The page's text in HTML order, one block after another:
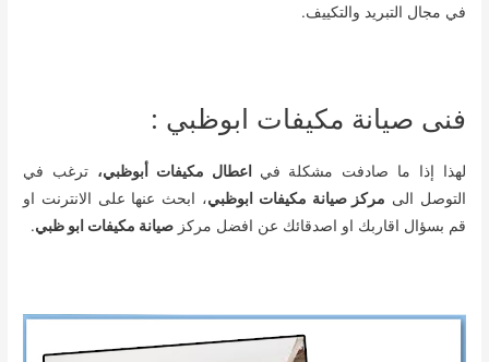
في مجال التبريد والتكييف.
فنى صيانة مكيفات ابوظبي :
لهذا إذا ما صادفت مشكلة في اعطال مكيفات أبوظبي، ترغب في
التوصل الى مركز صيانة مكيفات ابوظبي، ابحث عنها على الانترنت او
قم بسؤال اقاربك او اصدقائك عن افضل مركزصيانة مكيفات ابو ظبي.